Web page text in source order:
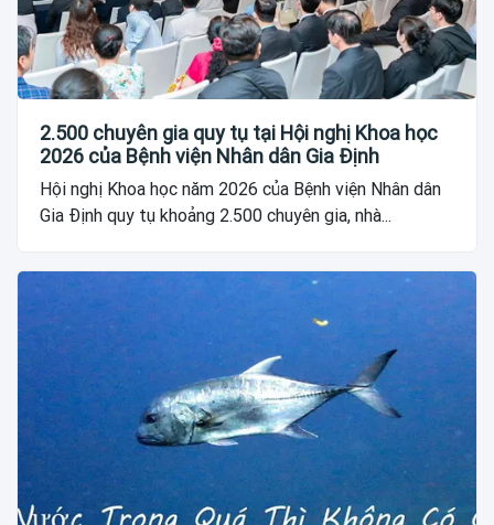
2.500 chuyên gia quy tụ tại Hội nghị Khoa học
2026 của Bệnh viện Nhân dân Gia Định
Hội nghị Khoa học năm 2026 của Bệnh viện Nhân dân
Gia Định quy tụ khoảng 2.500 chuyên gia, nhà...